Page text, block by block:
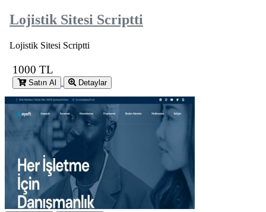
Lojistik Sitesi Scriptti
Lojistik Sitesi Scriptti
1000 TL
Satın Al Detaylar